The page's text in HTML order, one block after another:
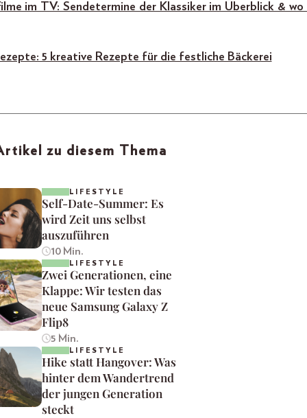
im TV: Sendetermine der Klassiker im Überblick &
5 kreative Rezepte für die festliche Bäckerei
zu diesem Thema
LIFESTYLE
Self-Date-Summer: Es
wird Zeit uns selbst
auszuführen
10 Min.
LIFESTYLE
Zwei Generationen, eine
Klappe: Wir testen das
neue Samsung Galaxy Z
Flip8
5 Min.
LIFESTYLE
Hike statt Hangover: Was
hinter dem Wandertrend
der jungen Generation
steckt